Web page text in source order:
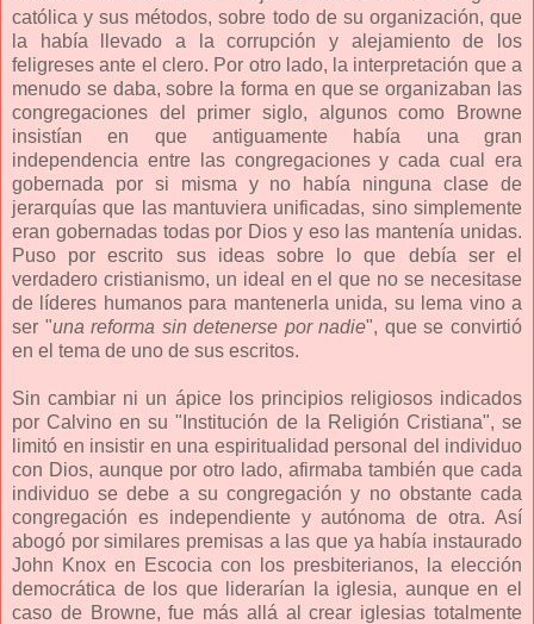
católica y sus métodos, sobre todo de su organización, que
la había llevado a la corrupción y alejamiento de los
feligreses ante el clero. Por otro lado, la interpretación que a
menudo se daba, sobre la forma en que se organizaban las
congregaciones del primer siglo, algunos como Browne
insistían en que antiguamente había una gran
independencia entre las congregaciones y cada cual era
gobernada por si misma y no había ninguna clase de
jerarquías que las mantuviera unificadas, sino simplemente
eran gobernadas todas por Dios y eso las mantenía unidas.
Puso por escrito sus ideas sobre lo que debía ser el
verdadero cristianismo, un ideal en el que no se necesitase
de líderes humanos para mantenerla unida, su lema vino a
ser "una reforma sin detenerse por nadie", que se convirtió
en el tema de uno de sus escritos.
Sin cambiar ni un ápice los principios religiosos indicados
por Calvino en su "Institución de la Religión Cristiana", se
limitó en insistir en una espiritualidad personal del individuo
con Dios, aunque por otro lado, afirmaba también que cada
individuo se debe a su congregación y no obstante cada
congregación es independiente y autónoma de otra. Así
abogó por similares premisas a las que ya había instaurado
John Knox en Escocia con los presbiterianos, la elección
democrática de los que liderarían la iglesia, aunque en el
caso de Browne, fue más allá al crear iglesias totalmente